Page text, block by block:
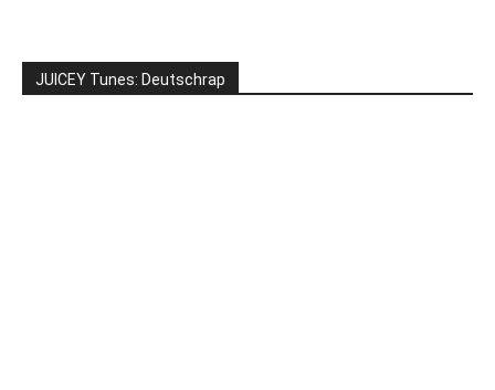
JUICEY Tunes: Deutschrap